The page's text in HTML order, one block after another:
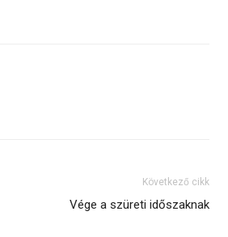
Következő cikk
Vége a szüreti időszaknak